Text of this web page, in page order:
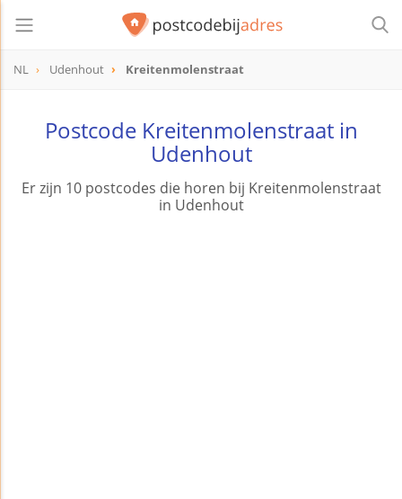
NL Udenhout Kreitenmolenstraat
Postcode Kreitenmolenstraat in
Udenhout
Er zijn 10 postcodes die horen bij Kreitenmolenstraat
in Udenhout